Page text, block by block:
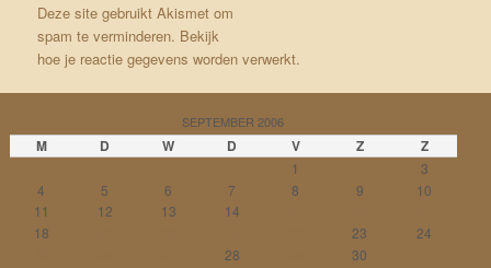
Deze site gebruikt Akismet om
spam te verminderen. Bekijk
hoe je reactie gegevens worden verwerkt.
SEPTEMBER 2006
M D W D V Z Z
1
3
4
5 6 7 8 9
10
11
12 13 14
18 23 24
28 30